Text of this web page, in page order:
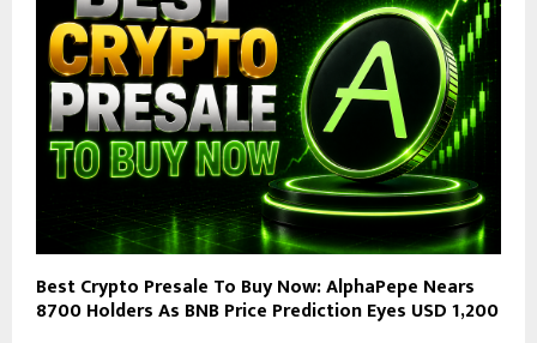
Best Crypto Presale To Buy Now: AlphaPepe Nears
8700 Holders As BNB Price Prediction Eyes USD 1,200